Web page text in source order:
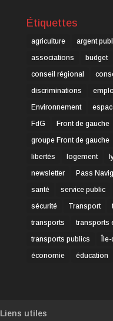
Étiquettes
agriculture argent
associations
budget
conseil régional
discriminations
Environnement
FdG
Front de gauche
groupe Front de gauche
libertés
logement
newsletter
Pass
santé
service public
sécurité
Transport
transports
transports
transports publics
Île-
économie
éducation
Liens utiles